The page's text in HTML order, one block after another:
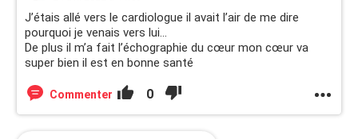
J’étais allé vers le cardiologue il avait l’air de me dire
pourquoi je venais vers lui…
De plus il m’a fait l’échographie du cœur mon cœur va
super bien il est en bonne santé
Commenter 0